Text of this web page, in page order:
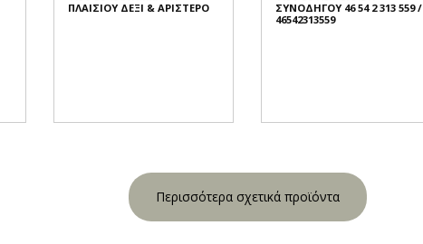
ΠΛΑΙΣΙΟΥ ΔΕΞΙ & ΑΡΙΣΤΕΡΟ
ΣΥΝΟΔΗΓΟΥ 46 54 2 313 559 /
46542313559
Περισσότερα σχετικά προϊόντα